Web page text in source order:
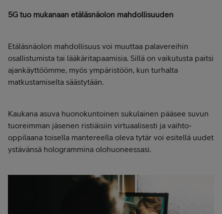
5G tuo mukanaan etäläsnäolon mahdollisuuden
Etäläsnäolon mahdollisuus voi muuttaa palavereihin
osallistumista tai lääkäritapaamisia. Sillä on vaikutusta paitsi
ajankäyttöömme, myös ympäristöön, kun turhalta
matkustamiselta säästytään.
Kaukana asuva huonokuntoinen sukulainen pääsee suvun
tuoreimman jäsenen ristiäisiin virtuaalisesti ja vaihto-
oppilaana toisella mantereella oleva tytär voi esitellä uudet
ystävänsä hologrammina olohuoneessasi.